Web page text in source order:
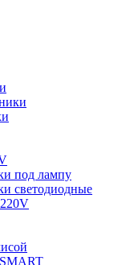
под лампу
светодиодные